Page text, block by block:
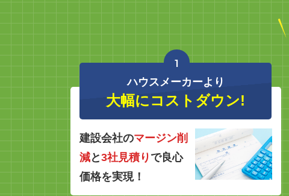
1
ハウスメーカーより
大幅にコストダウン!
建設会社のマージン削
減と3社見積り で良心
価格を実現！